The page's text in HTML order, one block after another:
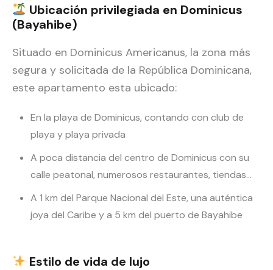
Ubicación privilegiada en Dominicus
(Bayahibe)
Situado en Dominicus Americanus, la zona más
segura y solicitada de la República Dominicana,
este apartamento esta ubicado:
En la playa de Dominicus, contando con club de
playa y playa privada
A poca distancia del centro de Dominicus con su
calle peatonal, numerosos restaurantes, tiendas…
A 1 km del Parque Nacional del Este, una auténtica
joya del Caribe y a 5 km del puerto de Bayahibe
Estilo de vida de lujo